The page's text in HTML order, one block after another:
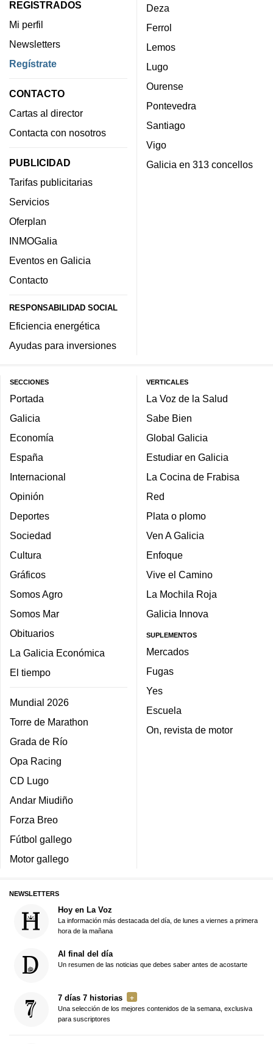
REGISTRADOS
Mi perfil
Newsletters
Regístrate
CONTACTO
Cartas al director
Contacta con nosotros
PUBLICIDAD
Tarifas publicitarias
Servicios
Oferplan
INMOGalia
Eventos en Galicia
Contacto
RESPONSABILIDAD SOCIAL
Eficiencia energética
Ayudas para inversiones
Deza
Ferrol
Lemos
Lugo
Ourense
Pontevedra
Santiago
Vigo
Galicia en 313 concellos
SECCIONES
Portada
Galicia
Economía
España
Internacional
Opinión
Deportes
Sociedad
Cultura
Gráficos
Somos Agro
Somos Mar
Obituarios
La Galicia Económica
El tiempo
Mundial 2026
Torre de Marathon
Grada de Río
Opa Racing
CD Lugo
Andar Miudiño
Forza Breo
Fútbol gallego
Motor gallego
VERTICALES
La Voz de la Salud
Sabe Bien
Global Galicia
Estudiar en Galicia
La Cocina de Frabisa
Red
Plata o plomo
Ven A Galicia
Enfoque
Vive el Camino
La Mochila Roja
Galicia Innova
SUPLEMENTOS
Mercados
Fugas
Yes
Escuela
On, revista de motor
NEWSLETTERS
Hoy en La Voz
La información más destacada del día, de lunes a viernes a primera
hora de la mañana
Al final del día
Un resumen de las noticias que debes saber antes de acostarte
7 días 7 historias
Una selección de los mejores contenidos de la semana, exclusiva
para suscriptores